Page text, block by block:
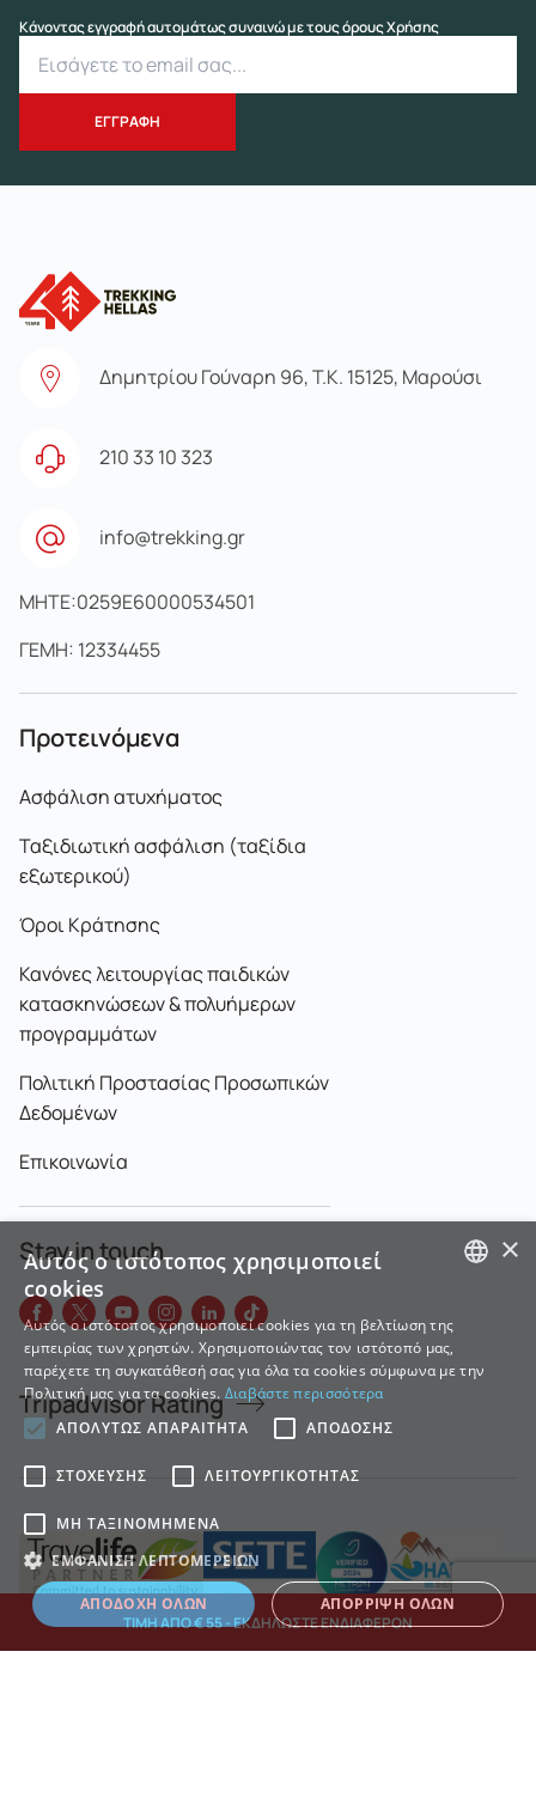
ΤΙΜΗ ΑΠΟ € 55 - ΕΚΔΗΛΩΣΤΕ ΕΝΔΙΑΦΕΡΟΝ
Κάνοντας εγγραφή αυτομάτως συναινώ με τους όρους Χρήσης
Δημητρίου Γούναρη 96, Τ.Κ. 15125, Μαρούσι
210 33 10 323
info@trekking.gr
MHTE:0259E60000534501
ΓΕΜΗ: 12334455
Προτεινόμενα
Ασφάλιση ατυχήματος
Ταξιδιωτική ασφάλιση (ταξίδια
εξωτερικού)
Όροι Κράτησης
Κανόνες λειτουργίας παιδικών
κατασκηνώσεων & πολυήμερων
προγραμμάτων
Πολιτική Προστασίας Προσωπικών
Δεδομένων
Επικοινωνία
Stay in touch
Tripadvisor Rating
ENGLISH
×
Αυτός ο ιστότοπος χρησιμοποιεί
cookies
Αυτός ο ιστότοπος χρησιμοποιεί cookies για τη βελτίωση της
εμπειρίας των χρηστών. Χρησιμοποιώντας τον ιστότοπό μας,
παρέχετε τη συγκατάθεσή σας για όλα τα cookies σύμφωνα με την
Πολιτική μας για τα cookies. Διαβάστε περισσότερα
ΑΠΟΛΎΤΩΣ ΑΠΑΡΑΊΤΗΤΑ
ΑΠΌΔΟΣΗΣ
ΣΤΌΧΕΥΣΗΣ ΛΕΙΤΟΥΡΓΙΚΌΤΗΤΑΣ
ΜΗ ΤΑΞΙΝΟΜΗΜΈΝΑ
ΕΜΦΆΝΙΣΗ ΛΕΠΤΟΜΕΡΕΙΏΝ
ΑΠΟΔΟΧΉ ΌΛΩΝ ΑΠΌΡΡΙΨΗ ΌΛΩΝ